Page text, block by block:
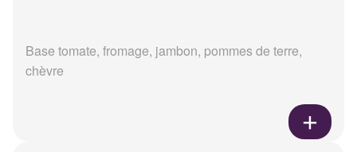
Base tomate, fromage, jambon, pommes de terre,
chèvre